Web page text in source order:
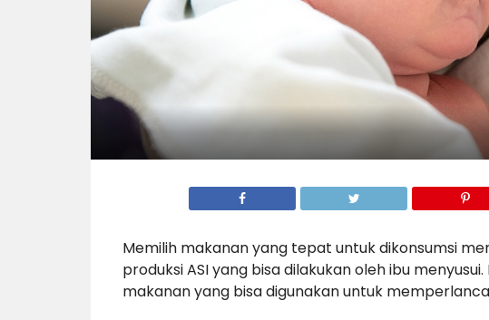
Memilih makanan yang tepat untuk dikonsumsi
produksi ASI yang bisa dilakukan oleh ibu
makanan yang bisa digunakan untuk